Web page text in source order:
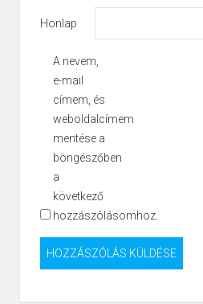
Honlap
A nevem,
e-mail
címem, és
weboldalcímem
mentése a
böngészőben
a
következő
hozzászólásomhoz.